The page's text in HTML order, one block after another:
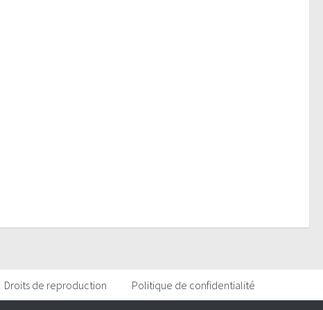
Droits de reproduction Politique de confidentialité